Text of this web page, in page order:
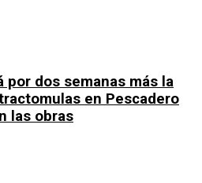
por dos semanas más la
en Pescadero
las obras